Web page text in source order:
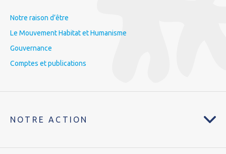
Notre raison d’être
Le Mouvement Habitat et Humanisme
Gouvernance
Comptes et publications
NOTRE ACTION